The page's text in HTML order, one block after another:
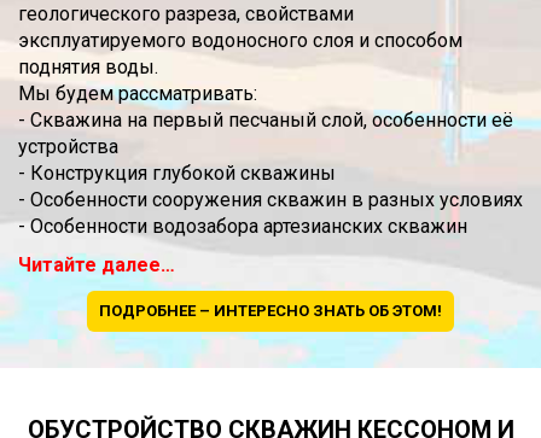
геологического разреза, свойствами
эксплуатируемого водоносного слоя и способом
поднятия воды.
Мы будем рассматривать:
- Скважина на первый песчаный слой, особенности её
устройства
- Конструкция глубокой скважины
- Особенности сооружения скважин в разных условиях
- Особенности водозабора артезианских скважин
Читайте далее…
ПОДРОБНЕЕ – ИНТЕРЕСНО ЗНАТЬ ОБ ЭТОМ!
ОБУСТРОЙСТВО СКВАЖИН КЕССОНОМ И